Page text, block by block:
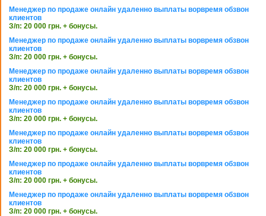
Менеджер по продаже онлайн удаленно выплаты ворвремя обзвон
клиентов
З/п: 20 000 грн. + бонусы.
Менеджер по продаже онлайн удаленно выплаты ворвремя обзвон
клиентов
З/п: 20 000 грн. + бонусы.
Менеджер по продаже онлайн удаленно выплаты ворвремя обзвон
клиентов
З/п: 20 000 грн. + бонусы.
Менеджер по продаже онлайн удаленно выплаты ворвремя обзвон
клиентов
З/п: 20 000 грн. + бонусы.
Менеджер по продаже онлайн удаленно выплаты ворвремя обзвон
клиентов
З/п: 20 000 грн. + бонусы.
Менеджер по продаже онлайн удаленно выплаты ворвремя обзвон
клиентов
З/п: 20 000 грн. + бонусы.
Менеджер по продаже онлайн удаленно выплаты ворвремя обзвон
клиентов
З/п: 20 000 грн. + бонусы.